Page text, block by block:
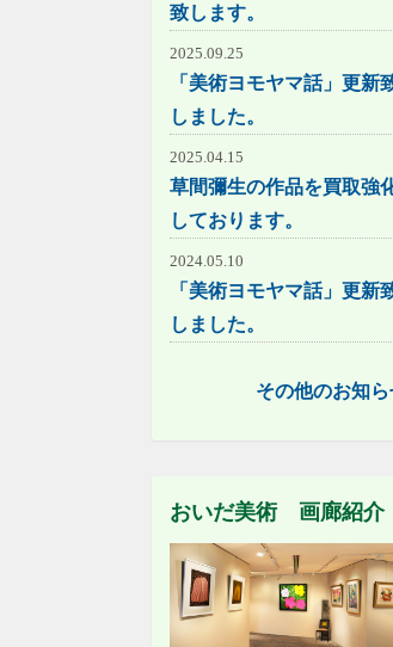
致します。
2025.09.25
「美術ヨモヤマ話」更新
しました。
2025.04.15
草間彌生の作品を買取強
しております。
2024.05.10
「美術ヨモヤマ話」更新
しました。
その他のお知ら
おいだ美術 画廊紹介